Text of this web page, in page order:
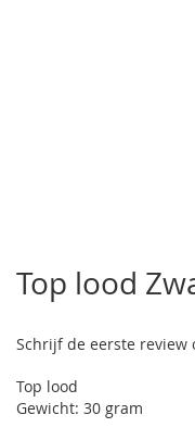
het
begin
de
gallerij
Top lood
Schrijf de eerste
Top lood
Gewicht: 30 gram